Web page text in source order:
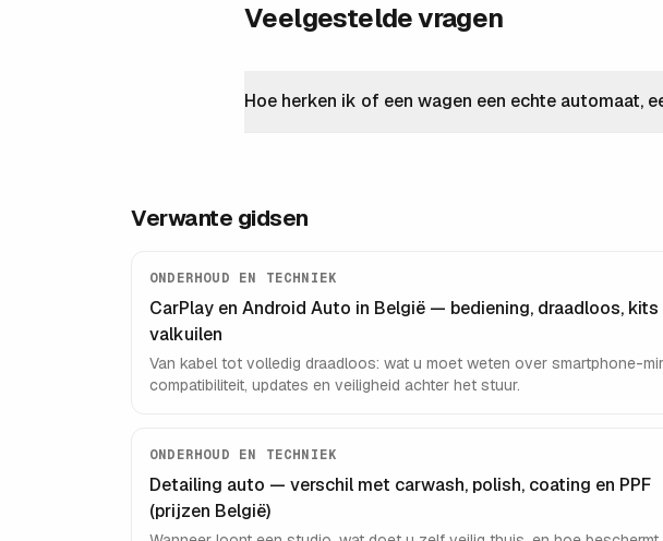
Veelgestelde vragen
Hoe herken ik of een wagen een echte automaat,
Verwante gidsen
ONDERHOUD EN TECHNIEK
CarPlay en Android Auto in België — bediening, draadloos, kits
valkuilen
Van kabel tot volledig draadloos: wat u moet weten over smartphone-
compatibiliteit, updates en veiligheid achter het stuur.
ONDERHOUD EN TECHNIEK
Detailing auto — verschil met carwash, polish, coating en PPF
(prijzen België)